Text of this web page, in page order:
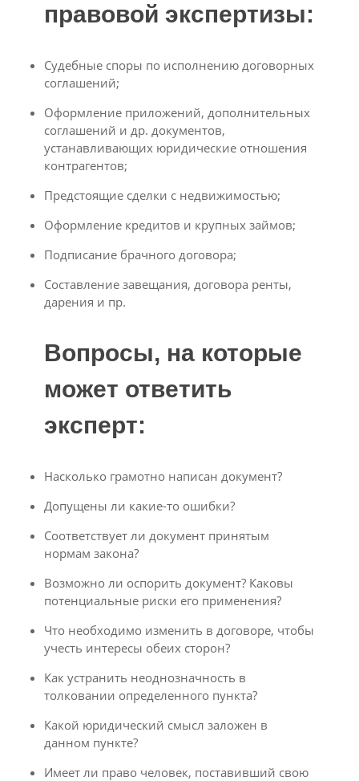
правовой экспертизы:
Судебные споры по исполнению договорных
соглашений;
Оформление приложений, дополнительных
соглашений и др. документов,
устанавливающих юридические отношения
контрагентов;
Предстоящие сделки с недвижимостью;
Оформление кредитов и крупных займов;
Подписание брачного договора;
Составление завещания, договора ренты,
дарения и пр.
Вопросы, на которые
может ответить
эксперт:
Насколько грамотно написан документ?
Допущены ли какие-то ошибки?
Соответствует ли документ принятым
нормам закона?
Возможно ли оспорить документ? Каковы
потенциальные риски его применения?
Что необходимо изменить в договоре, чтобы
учесть интересы обеих сторон?
Как устранить неоднозначность в
толковании определенного пункта?
Какой юридический смысл заложен в
данном пункте?
Имеет ли право человек, поставивший свою